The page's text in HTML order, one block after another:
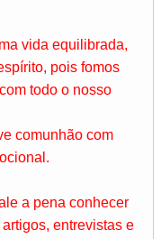
vida equilibrada,
pois fomos
todo o nosso
comunhão com
a pena conhecer
entrevistas e